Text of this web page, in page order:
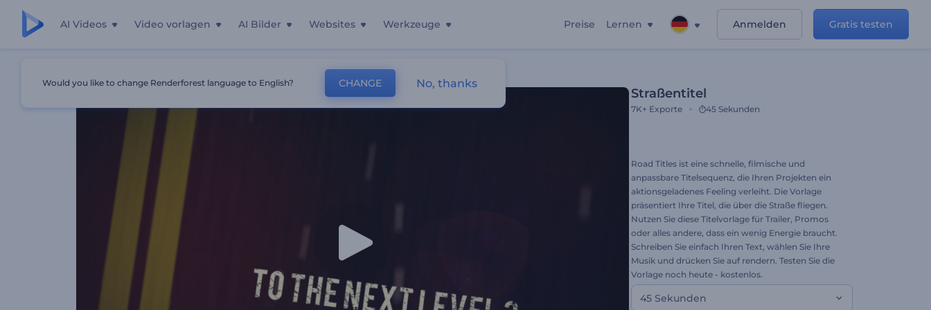
AI Videos Video vorlagen AI Bilder Websites Werkzeuge Preise Lernen Anmelden Gratis testen
Straßentitel
7K+ Exporte 45 Sekunden
Road Titles ist eine schnelle, filmische und
anpassbare Titelsequenz, die Ihren Projekten ein
aktionsgeladenes Feeling verleiht. Die Vorlage
präsentiert Ihre Titel, die über die Straße fliegen.
Nutzen Sie diese Titelvorlage für Trailer, Promos
oder alles andere, dass ein wenig Energie braucht.
Schreiben Sie einfach Ihren Text, wählen Sie Ihre
Musik und drücken Sie auf rendern. Testen Sie die
Vorlage noch heute - kostenlos.
45 Sekunden
Would you like to change Renderforest language to English? CHANGE No, thanks